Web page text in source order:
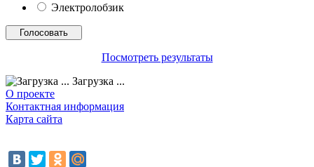
Электролобзик
Посмотреть результаты
Загрузка ...
О проекте
Контактная информация
Карта сайта